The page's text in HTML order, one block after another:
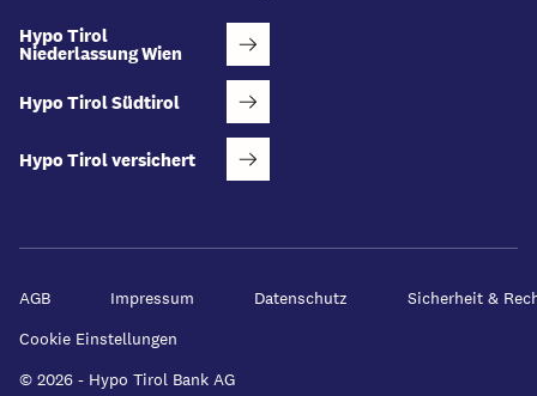
Hypo Tirol
Niederlassung Wien
Hypo Tirol Südtirol
Hypo Tirol versichert
AGB Impressum Datenschutz
Sicherheit &
Cookie Einstellungen
© 2026 - Hypo Tirol Bank AG